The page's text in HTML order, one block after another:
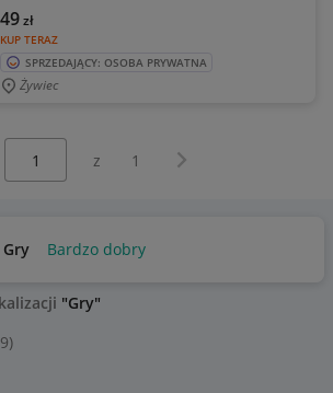
KUP TERAZ
49zł
SPRZEDAJĄCY: OSOBA PRYWATNA
Żywiec
z 1 Następna strona
Bardzo dobry
"Gry"